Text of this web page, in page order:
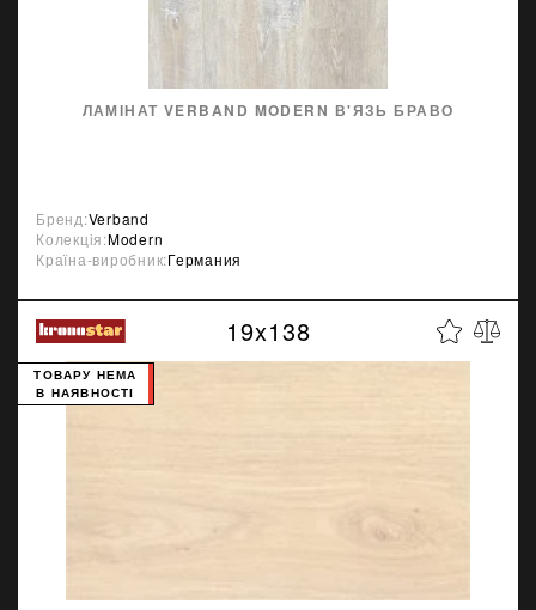
ЛАМІНАТ VERBAND MODERN В'ЯЗЬ БРАВО
Бренд:Verband
Колекція:Modern
Країна-виробник:Германия
19x138
ТОВАРУ НЕМА
В НАЯВНОСТІ